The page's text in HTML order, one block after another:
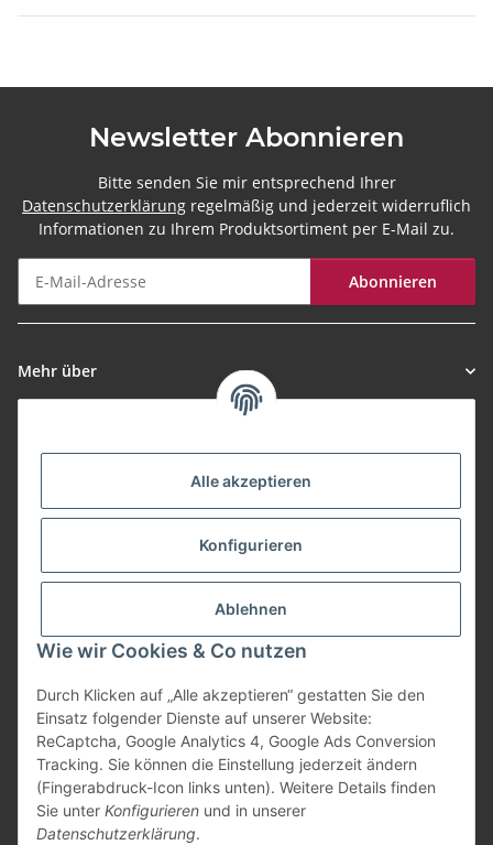
Alle akzeptieren
Konfigurieren
Ablehnen
Wie wir Cookies & Co nutzen
Durch Klicken auf „Alle akzeptieren“ gestatten Sie den
Einsatz folgender Dienste auf unserer Website:
ReCaptcha, Google Analytics 4, Google Ads Conversion
Tracking. Sie können die Einstellung jederzeit ändern
(Fingerabdruck-Icon links unten). Weitere Details finden
Sie unter Konfigurieren und in unserer
Datenschutzerklärung.
Newsletter Abonnieren
Bitte senden Sie mir entsprechend Ihrer
Datenschutzerklärung regelmäßig und jederzeit widerruflich
Informationen zu Ihrem Produktsortiment per E-Mail zu.
Abonnieren
Mehr über
Vertrag widerrufen